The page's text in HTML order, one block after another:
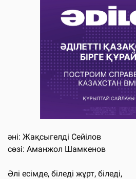
әні: Жақсыгелді Сейілов
сөзі: Аманжол Шамкенов
Әлі есімде, біледі жұрт, біледі,